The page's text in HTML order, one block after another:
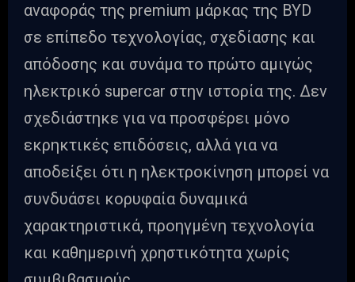
αναφοράς της premium μάρκας της BYD
σε επίπεδο τεχνολογίας, σχεδίασης και
απόδοσης και συνάμα το πρώτο αμιγώς
ηλεκτρικό supercar στην ιστορία της. Δεν
σχεδιάστηκε για να προσφέρει μόνο
εκρηκτικές επιδόσεις, αλλά για να
αποδείξει ότι η ηλεκτροκίνηση μπορεί να
συνδυάσει κορυφαία δυναμικά
χαρακτηριστικά, προηγμένη τεχνολογία
και καθημερινή χρηστικότητα χωρίς